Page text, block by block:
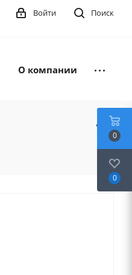
Поиск
Войти
О компании
0
0